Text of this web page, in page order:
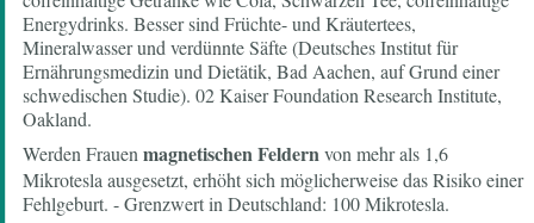
Energydrinks. Besser sind Früchte- und Kräutertees,
Mineralwasser und verdünnte Säfte (Deutsches Institut für
Ernährungsmedizin und Dietätik, Bad Aachen, auf Grund einer
schwedischen Studie). 02 Kaiser Foundation Research Institute,
Oakland.
Werden Frauenmagnetischen Feldernvon mehr als 1,6
Mikrotesla ausgesetzt, erhöht sich möglicherweise das Risiko einer
Fehlgeburt. - Grenzwert in Deutschland: 100 Mikrotesla.